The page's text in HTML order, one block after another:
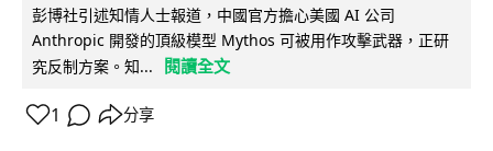
彭博社引述知情人士報道，中國官方擔心美國 AI 公司
Anthropic 開發的頂級模型 Mythos 可被用作攻擊武器，正研
究反制方案。知...
閱讀全文
1 分享